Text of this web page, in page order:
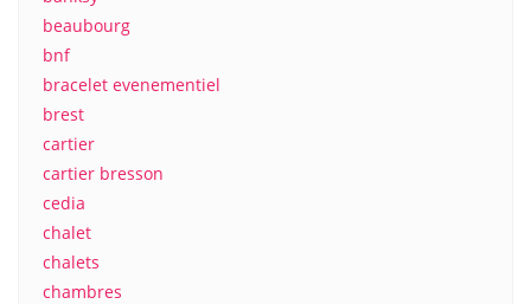
beaubourg
bnf
bracelet evenementiel
brest
cartier
cartier bresson
cedia
chalet
chalets
chambres